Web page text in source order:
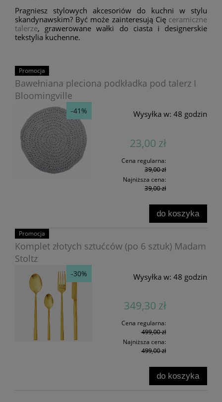
Pragniesz stylowych akcesoriów do kuchni w stylu
skandynawskim? Być może zainteresują Cię ceramiczne
talerze, grawerowane wałki do ciasta i designerskie
tekstylia kuchenne.
Bawełniana pleciona podkładka pod talerz I
Bloomingville
-41% Wysyłka w: 48 godzin
23,00 zł
Cena regularna:
39,00 zł
Najniższa cena:
39,00 zł
do koszyka
Promocja
Komplet złotych sztućców (po 6 sztuk) Madam
Stoltz
-30% Wysyłka w: 48 godzin
349,30 zł
Cena regularna:
499,00 zł
Najniższa cena:
499,00 zł
do koszyka
Promocja